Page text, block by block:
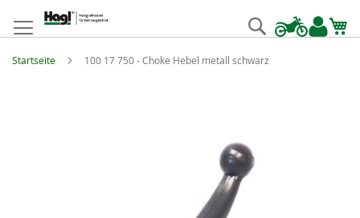
springen
Suche
Startseite 100 17 750 - Choke Hebel metall schwarz